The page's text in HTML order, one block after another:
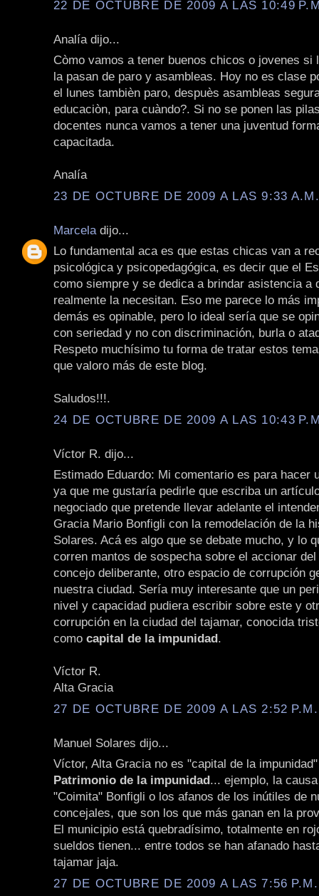
22 DE OCTUBRE DE 2009 A LAS 10:49
Analía dijo...
Còmo vamos a tener buenos chicos o jovenes si
la pasan de paro y asambleas. Hoy no es clase
el lunes tambièn paro, despuès asambleas
educaciòn, para cuàndo?. Si no se ponen las
docentes nunca vamos a tener una juventud
capacitada.
Analía
23 DE OCTUBRE DE 2009 A LAS 9:33
Marcela dijo...
Lo fundamental aca es que estas chicas van a
psicológica y psicopedagógica, es decir que el
como siempre y se dedica a brindar asistencia a
realmente la necesitan. Eso me parece lo más
demás es opinable, pero lo ideal sería que se
con seriedad y no con discriminación, burla o
Respeto muchísimo tu forma de tratar estos
que valoro más de este blog.
Saludos!!!.
24 DE OCTUBRE DE 2009 A LAS 10:43
Víctor R. dijo...
Estimado Eduardo: Mi comentario es para hacer
ya que me gustaría pedirle que escriba un
negociado que pretende llevar adelante el
Gracia Mario Bonfigli con la remodelación de la
Solares. Acá es algo que se debate mucho, y lo
corren mantos de sospecha sobre el accionar
concejo deliberante, otro espacio de corrupción
nuestra ciudad. Sería muy interesante que un
nivel y capacidad pudiera escribir sobre este y
corrupción en la ciudad del tajamar, conocida
como capital de la impunidad.
Víctor R.
Alta Gracia
27 DE OCTUBRE DE 2009 A LAS 2:52 P.M.
Manuel Solares dijo...
Víctor, Alta Gracia no es "capital de la
Patrimonio de la impunidad... ejemplo, la
"Coimita" Bonfigli o los afanos de los inútiles de
concejales, que son los que más ganan en la
El municipio está quebradísimo, totalmente en
sueldos tienen... entre todos se han afanado
tajamar jaja.
27 DE OCTUBRE DE 2009 A LAS 7:56 P.M.